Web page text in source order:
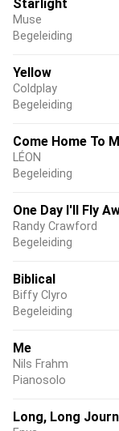
Starlight
Muse
Begeleiding
Yellow
Coldplay
Begeleiding
Come Home To
LÉON
Begeleiding
One Day I'll Fly
Randy Crawford
Begeleiding
Biblical
Biffy Clyro
Begeleiding
Me
Nils Frahm
Pianosolo
Long, Long